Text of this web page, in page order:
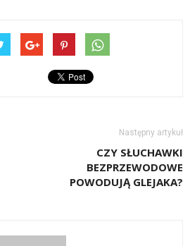
Następny artykuł
CZY SŁUCHAWKI
BEZPRZEWODOWE
POWODUJĄ GLEJAKA?